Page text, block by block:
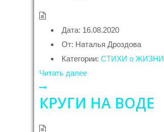
Дата: 16.08.2020
От: Наталья Дроздова
Категории: СТИХИ о ЖИЗНИ
Читать далее
КРУГИ НА ВОДЕ